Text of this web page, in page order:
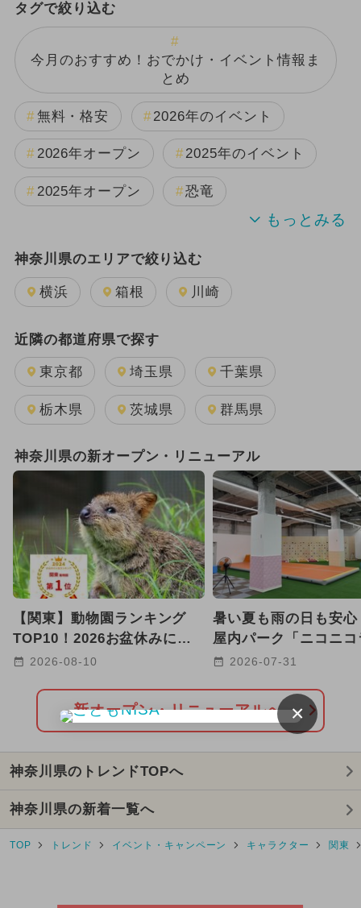
タグで絞り込む
今月のおすすめ！おでかけ・イベント情報ま
とめ
無料・格安 2026年のイベント
2026年オープン 2025年のイベント
2025年オープン 恐竜
2024年のイベント
週末イベント関東パック
GW(ゴールデンウィーク)
2025年11月のイベント
2026年8月のイベント
2025年12月のイベント
2026年1月のイベント
2026年2月のイベント
2025年10月のイベント クリスマス
2024年7月のイベント
2024年4月のイベント
2026年3月のイベント
2024年5月のイベント
2026年6月のイベント
2025年8月のイベント
神奈川県のエリアで絞り込む
横浜 箱根 川崎
近隣の都道府県で探す
東京都 埼玉県 千葉県
栃木県 茨城県 群馬県
神奈川県の新オープン・リニューアル
【関東】動物園ランキング
TOP10！2026お盆休みにお
すすめ
2026-08-10
暑い夏も雨の日も安心
屋内パーク「ニコニコ
ド」が横浜市金沢区
2026-07-31
新オープン・リニューアルへ
神奈川県のトレンドTOPへ
神奈川県の新着一覧へ
TOP トレンド イベント・キャンペーン キャラクター 関東
×